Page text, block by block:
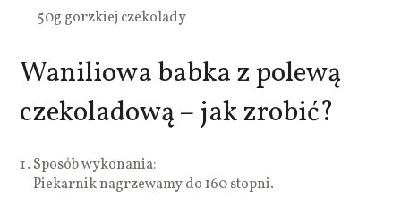
50g gorzkiej czekolady
Waniliowa babka z polewą
czekoladową – jak zrobić?
Sposób wykonania:
Piekarnik nagrzewamy do 160 stopni.